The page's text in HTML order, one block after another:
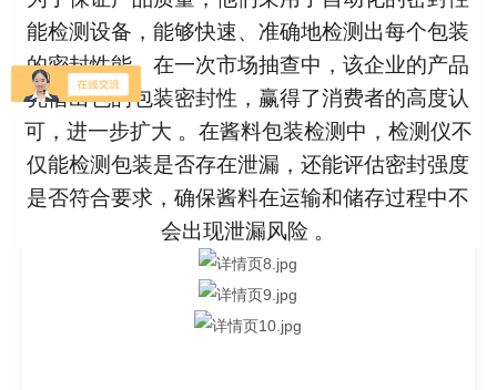
能检测设备，能够快速、准确地检测出每个包装
的密封性能。在一次市场抽查中，该企业的产品
凭借出色的包装密封性，赢得了消费者的高度认
可，进一步扩大 。在酱料包装检测中，检测仪不
仅能检测包装是否存在泄漏，还能评估密封强度
是否符合要求，确保酱料在运输和储存过程中不
会出现泄漏风险 。